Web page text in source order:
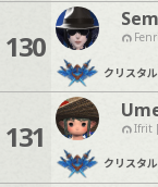
130
クリスタル
131 Ifrit
クリスタル